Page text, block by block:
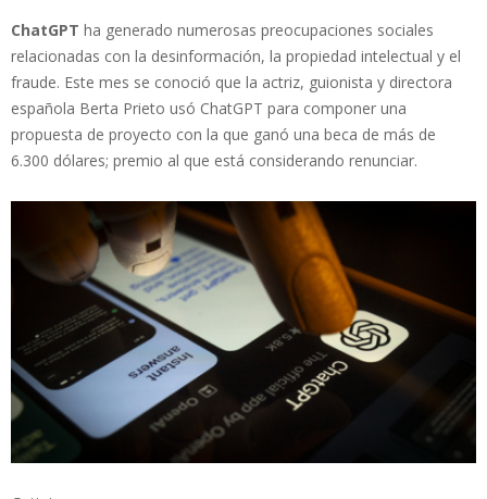
ChatGPT ha generado numerosas preocupaciones sociales
relacionadas con la desinformación, la propiedad intelectual y el
fraude. Este mes se conoció que la actriz, guionista y directora
española Berta Prieto usó ChatGPT para componer una
propuesta de proyecto con la que ganó una beca de más de
6.300 dólares; premio al que está considerando renunciar.